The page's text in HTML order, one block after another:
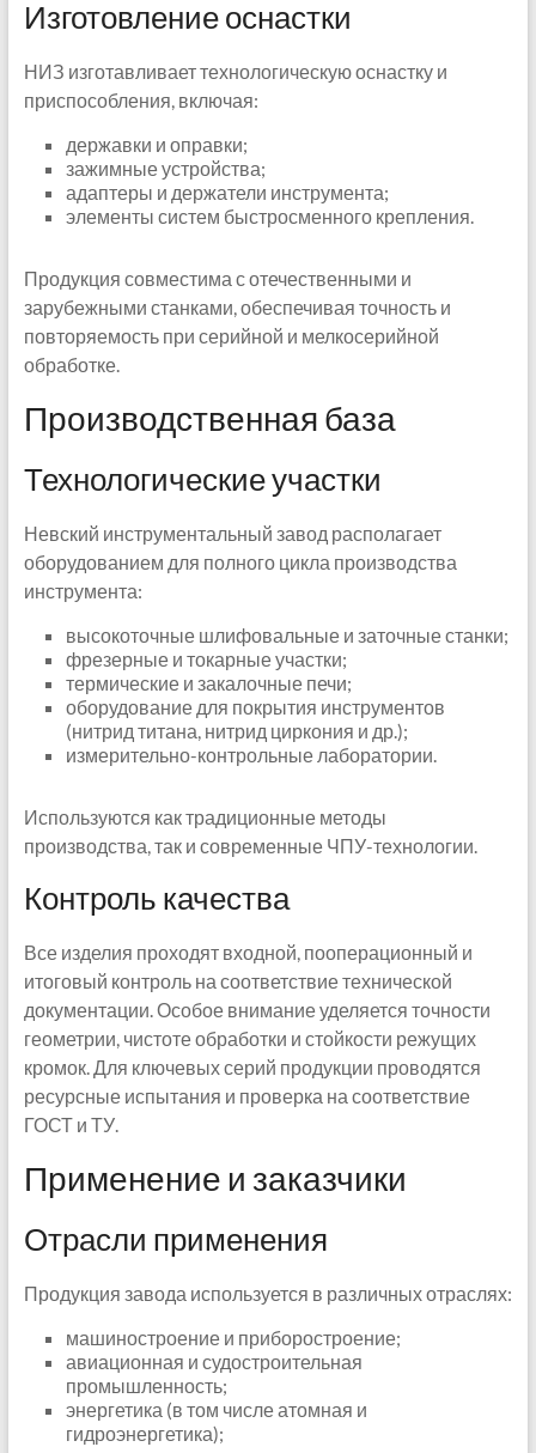
Изготовление оснастки
НИЗ изготавливает технологическую оснастку и
приспособления, включая:
державки и оправки;
зажимные устройства;
адаптеры и держатели инструмента;
элементы систем быстросменного крепления.
Продукция совместима с отечественными и
зарубежными станками, обеспечивая точность и
повторяемость при серийной и мелкосерийной
обработке.
Производственная база
Технологические участки
Невский инструментальный завод располагает
оборудованием для полного цикла производства
инструмента:
высокоточные шлифовальные и заточные станки;
фрезерные и токарные участки;
термические и закалочные печи;
оборудование для покрытия инструментов
(нитрид титана, нитрид циркония и др.);
измерительно-контрольные лаборатории.
Используются как традиционные методы
производства, так и современные ЧПУ-технологии.
Контроль качества
Все изделия проходят входной, пооперационный и
итоговый контроль на соответствие технической
документации. Особое внимание уделяется точности
геометрии, чистоте обработки и стойкости режущих
кромок. Для ключевых серий продукции проводятся
ресурсные испытания и проверка на соответствие
ГОСТ и ТУ.
Применение и заказчики
Отрасли применения
Продукция завода используется в различных отраслях:
машиностроение и приборостроение;
авиационная и судостроительная
промышленность;
энергетика (в том числе атомная и
гидроэнергетика);